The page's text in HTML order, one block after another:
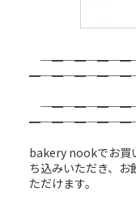
【bakery
bakery nookでお買
ち込みいただき、
ただけます。